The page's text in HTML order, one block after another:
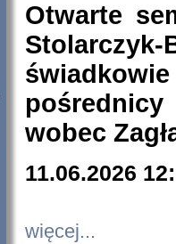
Otwarte
wobec
11.06.2026
więcej...